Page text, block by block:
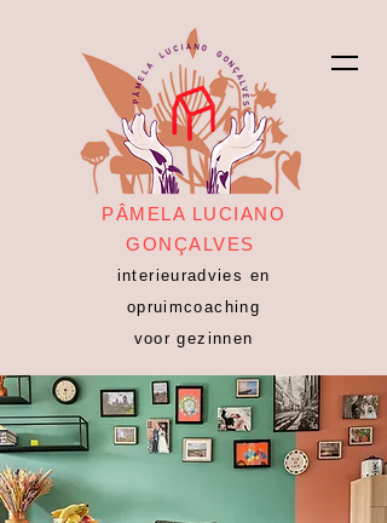
PÂMELA LUCIANO
GONÇALVES
interieuradvies en
opruimcoaching
voor gezinnen